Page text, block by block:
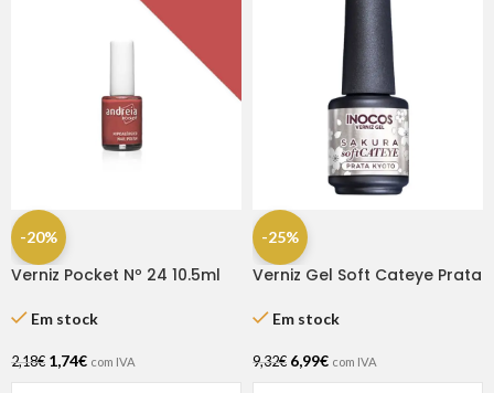
-20%
Verniz Pocket Nº 24 10.5ml
Em stock
2,18€ 1,74€ com IVA
-25%
Verniz Gel Soft Cateye Prata
Em stock
9,32€ 6,99€ com IVA